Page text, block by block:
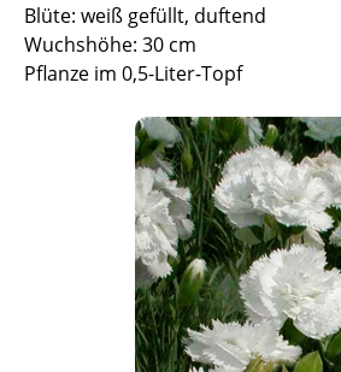
Blüte: weiß gefüllt, duftend
Wuchshöhe: 30 cm
Pflanze im 0,5-Liter-Topf